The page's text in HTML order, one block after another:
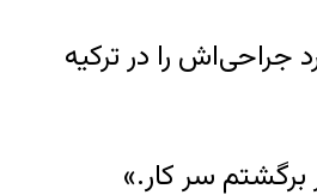
جراحی‌اش را در ترکیه
سر کار.»